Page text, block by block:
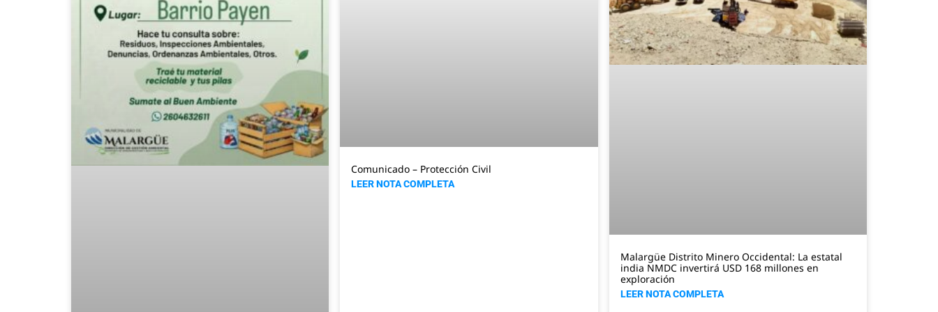
Comunicado – Protección Civil
LEER NOTA COMPLETA
Malargüe Distrito Minero Occidental: La estatal
india NMDC invertirá USD 168 millones en
exploración
LEER NOTA COMPLETA